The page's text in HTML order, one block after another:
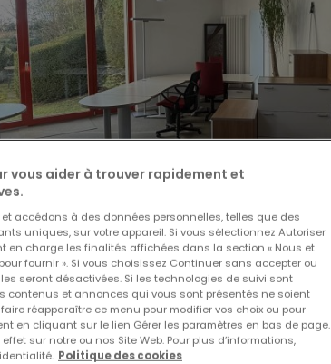
à louer àBlaschette
2
vous aider à trouver rapidement et
accédons à des données personnelles, telles que des
uniques, sur votre appareil. Si vous sélectionnez Autoriser
en charge les finalités affichées dans la section « Nous et
fournir ». Si vous choisissez Continuer sans accepter ou
seront désactivées. Si les technologies de suivi sont
contenus et annonces qui vous sont présentés ne soient
réapparaître ce menu pour modifier vos choix ou pour
en cliquant sur le lien Gérer les paramètres en bas de page.
sur notre ou nos Site Web. Pour plus d’informations,
Politique des cookies